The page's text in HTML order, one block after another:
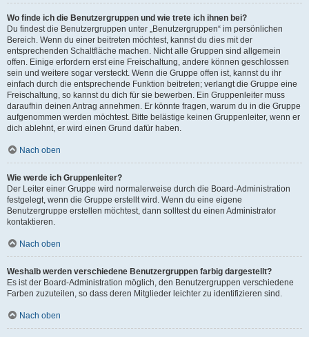
Wo finde ich die Benutzergruppen und wie trete ich ihnen bei?
Du findest die Benutzergruppen unter „Benutzergruppen“ im persönlichen
Bereich. Wenn du einer beitreten möchtest, kannst du dies mit der
entsprechenden Schaltfläche machen. Nicht alle Gruppen sind allgemein
offen. Einige erfordern erst eine Freischaltung, andere können geschlossen
sein und weitere sogar versteckt. Wenn die Gruppe offen ist, kannst du ihr
einfach durch die entsprechende Funktion beitreten; verlangt die Gruppe eine
Freischaltung, so kannst du dich für sie bewerben. Ein Gruppenleiter muss
daraufhin deinen Antrag annehmen. Er könnte fragen, warum du in die Gruppe
aufgenommen werden möchtest. Bitte belästige keinen Gruppenleiter, wenn er
dich ablehnt, er wird einen Grund dafür haben.
Nach oben
Wie werde ich Gruppenleiter?
Der Leiter einer Gruppe wird normalerweise durch die Board-Administration
festgelegt, wenn die Gruppe erstellt wird. Wenn du eine eigene
Benutzergruppe erstellen möchtest, dann solltest du einen Administrator
kontaktieren.
Nach oben
Weshalb werden verschiedene Benutzergruppen farbig dargestellt?
Es ist der Board-Administration möglich, den Benutzergruppen verschiedene
Farben zuzuteilen, so dass deren Mitglieder leichter zu identifizieren sind.
Nach oben